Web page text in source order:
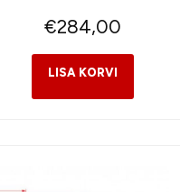
€284,00